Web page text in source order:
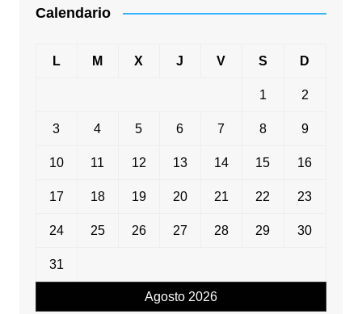
Calendario
Agosto 2026
L M X J V S D
1 2
3 4 5 6 7 8 9
10 11 12 13 14 15 16
17 18 19 20 21 22 23
24 25 26 27 28 29 30
31